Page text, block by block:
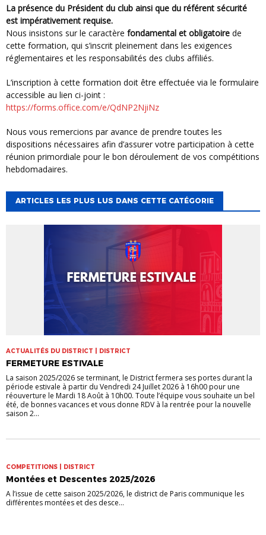
La présence du Président du club ainsi que du référent sécurité
est impérativement requise.
Nous insistons sur le caractère fondamental et obligatoire de
cette formation, qui s’inscrit pleinement dans les exigences
réglementaires et les responsabilités des clubs affiliés.
L’inscription à cette formation doit être effectuée via le formulaire
accessible au lien ci-joint :
https://forms.office.com/e/QdNP2NjiNz
Nous vous remercions par avance de prendre toutes les
dispositions nécessaires afin d’assurer votre participation à cette
réunion primordiale pour le bon déroulement de vos compétitions
hebdomadaires.
ARTICLES LES PLUS LUS DANS CETTE CATÉGORIE
ACTUALITÉS DU DISTRICT | DISTRICT
FERMETURE ESTIVALE
La saison 2025/2026 se terminant, le District fermera ses portes durant la
période estivale à partir du Vendredi 24 Juillet 2026 à 16h00 pour une
réouverture le Mardi 18 Août à 10h00. Toute l’équipe vous souhaite un bel
été, de bonnes vacances et vous donne RDV à la rentrée pour la nouvelle
saison 2...
COMPETITIONS | DISTRICT
Montées et Descentes 2025/2026
A l’issue de cette saison 2025/2026, le district de Paris communique les
différentes montées et des desce...